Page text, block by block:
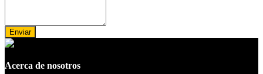
Enviar
Acerca de nosotros